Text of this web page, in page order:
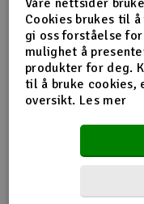
nybegynnerutstyr og
leverandør. Da
handelsmønstrene
Modellers tidlig på
gjorde det mulig for
spesialprodukter
større byer. Samtidig
Cookies brukes til
gi oss forståelse
mulighet å
produkter for deg.
til å bruke
oversikt. Les mer